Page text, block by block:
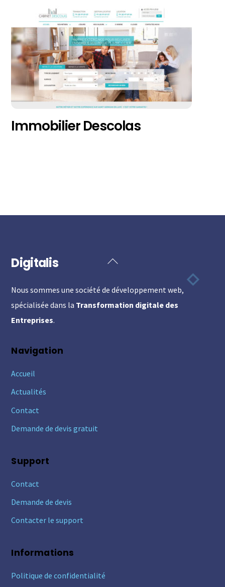
Immobilier Descolas
Back
Top
Digitalis
Nous sommes une société de développement web,
spécialisée dans la Transformation digitale des
Entreprises.
Navigation
Accueil
Actualités
Contact
Demande de devis gratuit
Support
Contact
Demande de devis
Contacter le support
Informations
Politique de confidentialité